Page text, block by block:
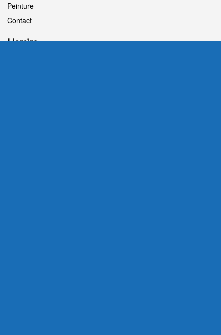
Peinture
Contact
Horaire